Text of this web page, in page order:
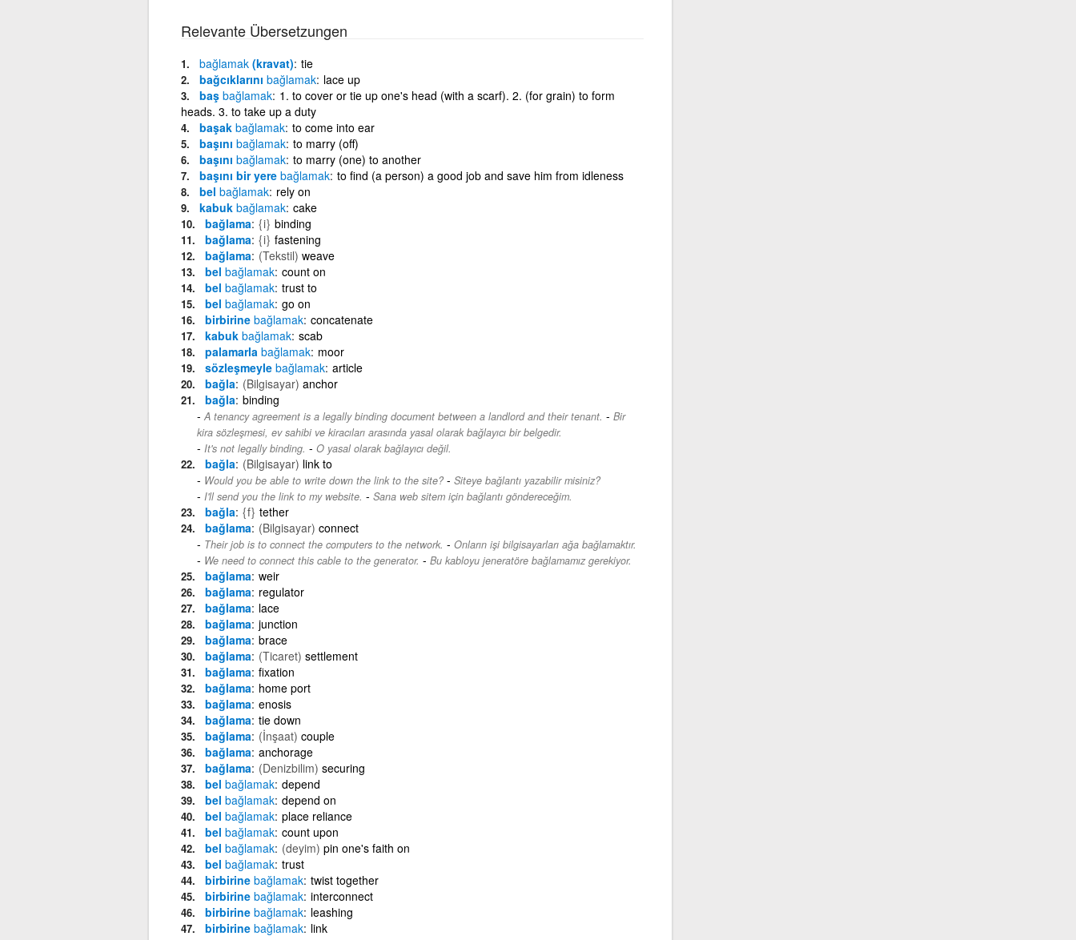
Relevante Übersetzungen
bağlamak(kravat) tie
bağcıklarını bağlamak lace up
baş bağlamak 1. to cover or tie up one's head (with a scarf). 2. (for grain) to form
heads. 3. to take up a duty
başak bağlamak to come into ear
başını bağlamak to marry (off)
başını bağlamak to marry (one) to another
başını bir yere bağlamak to find (a person) a good job and save him from idleness
bel bağlamak rely on
kabuk bağlamak cake
bağlama {i} binding
bağlama {i} fastening
bağlama (Tekstil) weave
bel bağlamak count on
bel bağlamak trust to
bel bağlamak go on
birbirine bağlamak concatenate
kabuk bağlamak scab
palamarla bağlamak moor
sözleşmeyle bağlamak article
bağla (Bilgisayar) anchor
bağla binding
A tenancy agreement is a legally binding document between a landlord and their tenant. - Bir
kira sözleşmesi, ev sahibi ve kiracıları arasında yasal olarak bağlayıcı bir belgedir.
It's not legally binding. - O yasal olarak bağlayıcı değil.
bağla (Bilgisayar) link to
Would you be able to write down the link to the site?- Siteye bağlantı yazabilir misiniz?
I'll send you the link to my website. - Sana web sitem için bağlantı göndereceğim.
bağla {f} tether
bağlama (Bilgisayar) connect
Their job is to connect the computers to the network. - Onların işi bilgisayarları ağa bağlamaktır.
We need to connect this cable to the generator. - Bu kabloyu jeneratöre bağlamamız gerekiyor.
bağlama weir
bağlama regulator
bağlama lace
bağlama junction
bağlama brace
bağlama (Ticaret) settlement
bağlama fixation
bağlama home port
bağlama enosis
bağlama tie down
bağlama (İnşaat) couple
bağlama anchorage
bağlama (Denizbilim) securing
bel bağlamak depend
bel bağlamak depend on
bel bağlamak place reliance
bel bağlamak count upon
bel bağlamak (deyim) pin one's faith on
bel bağlamak trust
birbirine bağlamak twist together
birbirine bağlamak interconnect
birbirine bağlamak leashing
birbirine bağlamak link